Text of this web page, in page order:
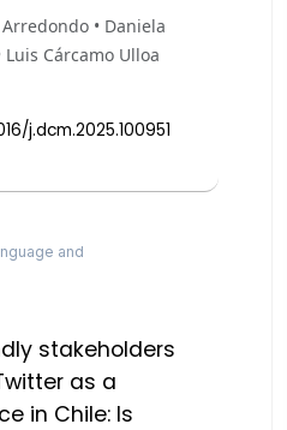
• Daniela
Cárcamo Ulloa
j.dcm.2025.100951
and
stakeholders
as a
in Chile: Is